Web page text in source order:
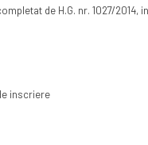
de H.G. nr. 1027/2014,
inscriere